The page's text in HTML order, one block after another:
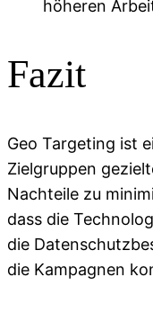
höheren
Fazit
Geo Targeting ist
Zielgruppen
Nachteile zu
dass die
die
die Kampagnen